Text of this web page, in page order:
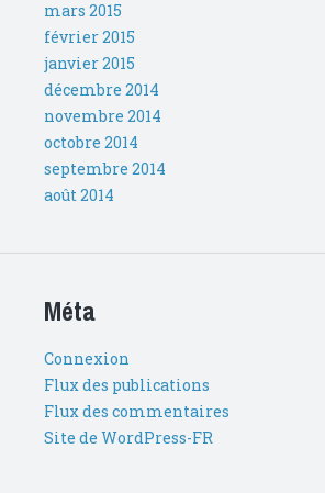
mars 2015
février 2015
janvier 2015
décembre 2014
novembre 2014
octobre 2014
septembre 2014
août 2014
Méta
Connexion
Flux des publications
Flux des commentaires
Site de WordPress-FR